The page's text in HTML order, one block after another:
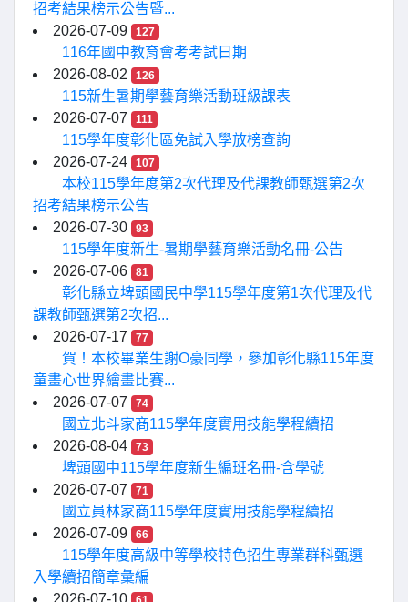
招考結果榜示公告暨...
2026-07-09
127
116年國中教育會考考試日期
2026-08-02
126
115新生暑期學藝育樂活動班級課表
2026-07-07
111
115學年度彰化區免試入學放榜查詢
2026-07-24
107
本校115學年度第2次代理及代課教師甄選第2次
招考結果榜示公告
2026-07-30
93
115學年度新生-暑期學藝育樂活動名冊-公告
2026-07-06
81
彰化縣立埤頭國民中學115學年度第1次代理及代
課教師甄選第2次招...
2026-07-17
77
賀！本校畢業生謝O豪同學，參加彰化縣115年度
童畫心世界繪畫比賽...
2026-07-07
74
國立北斗家商115學年度實用技能學程續招
2026-08-04
73
埤頭國中115學年度新生編班名冊-含學號
2026-07-07
71
國立員林家商115學年度實用技能學程續招
2026-07-09
66
115學年度高級中等學校特色招生專業群科甄選
入學續招簡章彙編
2026-07-10